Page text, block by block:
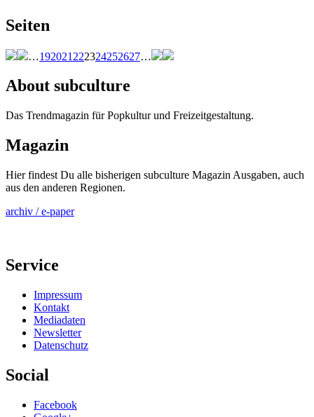
Seiten
…192021 222324252627…
About subculture
Das Trendmagazin für Popkultur und Freizeitgestaltung.
Magazin
Hier findest Du alle bisherigen subculture Magazin Ausgaben, auch
aus den anderen Regionen.
archiv / e-paper
Service
Impressum
Kontakt
Mediadaten
Newsletter
Datenschutz
Social
Facebook